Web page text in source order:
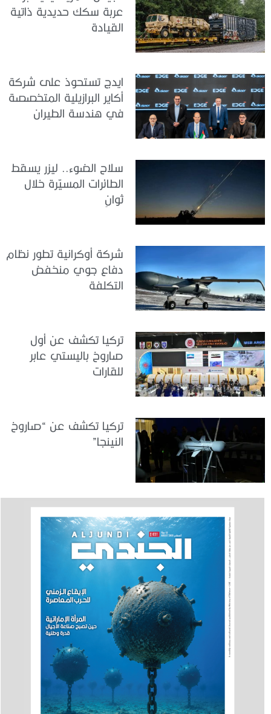
عربة سكك حديدية ذاتية
القيادة
ايدج تستحوذ على شركة
أكاير البرازيلية المتخصصة
في هندسة الطيران
سلاح الضوء.. ليزر يسقط
الطائرات المسيّرة خلال
ثوانٍ
شركة أوكرانية تطور نظام
دفاع جوي منخفض
التكلفة
تركيا تكشف عن أول
صاروخ باليستي عابر
للقارات
تركيا تكشف عن “صاروخ
النينجا”